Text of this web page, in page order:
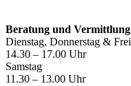
Beratung und Vermittlung
Dienstag, Donnerstag &
14.30 – 17.00 Uhr
Samstag
11.30 – 13.00 Uhr